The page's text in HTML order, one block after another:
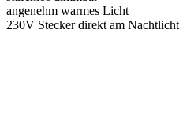
angenehm warmes Licht
230V Stecker direkt am Nachtlicht